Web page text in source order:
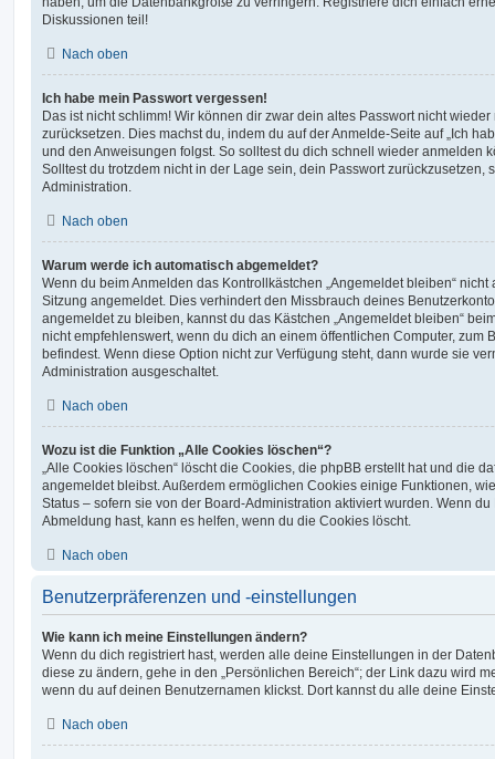
Diskussionen teil!
Nach oben
Ich habe mein Passwort vergessen!
Das ist nicht schlimm! Wir können dir zwar dein altes Passwort nicht
zurücksetzen. Dies machst du, indem du auf der Anmelde-Seite auf „Ich
und den Anweisungen folgst. So solltest du dich schnell wieder anmelden
Solltest du trotzdem nicht in der Lage sein, dein Passwort zurückzusetzen,
Administration.
Nach oben
Warum werde ich automatisch abgemeldet?
Wenn du beim Anmelden das Kontrollkästchen „Angemeldet bleiben“
Sitzung angemeldet. Dies verhindert den Missbrauch deines
angemeldet zu bleiben, kannst du das Kästchen „Angemeldet bleiben“
nicht empfehlenswert, wenn du dich an einem öffentlichen Computer, zum
befindest. Wenn diese Option nicht zur Verfügung steht, dann wurde sie
Administration ausgeschaltet.
Nach oben
Wozu ist die Funktion „Alle Cookies löschen“?
„Alle Cookies löschen“ löscht die Cookies, die phpBB erstellt hat und die
angemeldet bleibst. Außerdem ermöglichen Cookies einige Funktionen,
Status – sofern sie von der Board-Administration aktiviert wurden. Wenn
Abmeldung hast, kann es helfen, wenn du die Cookies löscht.
Nach oben
Benutzerpräferenzen und -einstellungen
Wie kann ich meine Einstellungen ändern?
Wenn du dich registriert hast, werden alle deine Einstellungen in der
diese zu ändern, gehe in den „Persönlichen Bereich“; der Link dazu wird
wenn du auf deinen Benutzernamen klickst. Dort kannst du alle deine
Nach oben